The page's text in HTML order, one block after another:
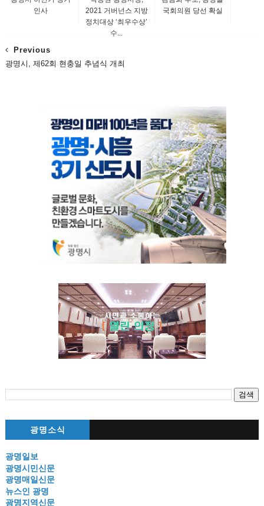
인사
2021 거버넌스 지방
정치대상 ‘최우수상’
수...
국회의원 당선 확실
Previous
광명시, 제62회 현충일 추념식 개최
광명소식
광명일보
광명시민신문
광명매일신문
뉴스인 광명
광명지역신문